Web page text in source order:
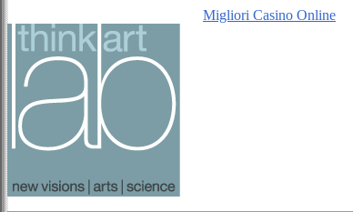
Migliori Casino Online